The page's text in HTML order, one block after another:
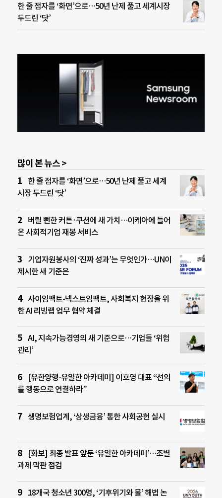
한 줄 점자를 ‘화면’으로…50년 난제 풀고 세계시장
두드린 ‘닷’
많이 본 뉴스 >
한 줄 점자를 ‘화면’으로…50년 난제 풀고 세계
시장 두드린 ‘닷’
버릴 뻔한 커튼·쿠션에 새 가치…이케아에 들어
온 사회적기업 재봉 서비스
기업자원봉사의 ‘진짜 성과’는 무엇인가…UN이
제시한 새 기준은
사이임팩트-넥스트임팩트, 사회복지 현장을 위
한 AI 리빙랩 업무 협약 체결
AI, 지속가능경영의 새 기준으로…기업들 ‘위험
관리’
[유한양행-유일한 아카데미] 이호영 대표 “선의
를 행동으로 연결하라”
생명보험업계, ‘상생금융’ 통한 사회공헌 실시
[화보] 최종 발표 앞둔 ‘유일한 아카데미’…조별
과제 막판 점검
18개국 청소년 300명, ‘기후위기와 물’ 해법 논